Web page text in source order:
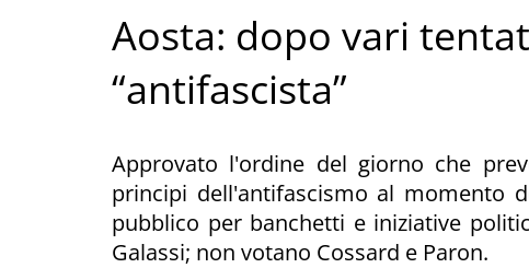
Aosta: dopo vari
“antifascista”
Approvato l'ordine del giorno che
principi dell'antifascismo al momento
pubblico per banchetti e iniziative
Galassi; non votano Cossard e Paron.